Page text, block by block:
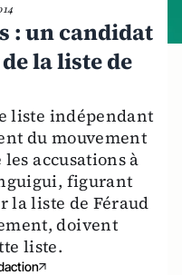
: un candidat
la liste de
liste indépendant
du mouvement
accusations à
figurant
la liste de Féraud
doivent
liste.